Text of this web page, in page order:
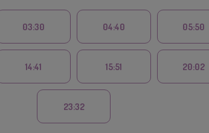
03:30 04:40 05:50
14:41 15:51 20:02
23:32